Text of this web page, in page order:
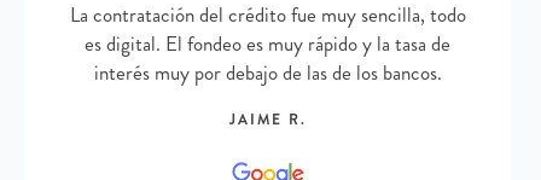
La contratación del crédito fue muy sencilla, todo
es digital. El fondeo es muy rápido y la tasa de
interés muy por debajo de las de los bancos.
JAIME R.